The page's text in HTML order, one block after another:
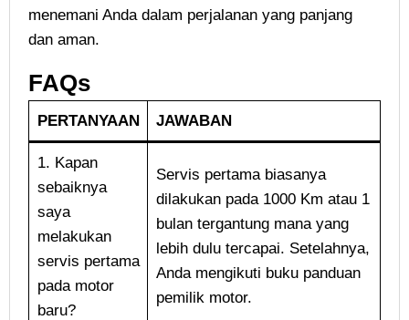
menemani Anda dalam perjalanan yang panjang
dan aman.
FAQs
PERTANYAAN JAWABAN
1. Kapan
sebaiknya
saya
melakukan
servis pertama
pada motor
baru?
Servis pertama biasanya
dilakukan pada 1000 Km atau 1
bulan tergantung mana yang
lebih dulu tercapai. Setelahnya,
Anda mengikuti buku panduan
pemilik motor.